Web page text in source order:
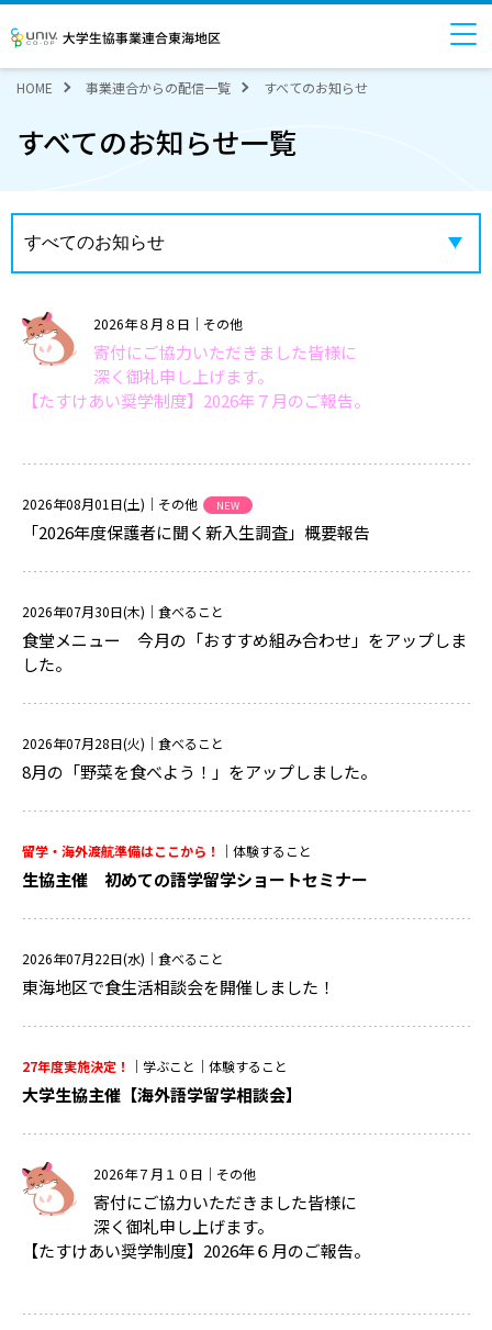
HOME 事業連合からの配信一覧 すべてのお知らせ
すべてのお知らせ一覧
2026年８月８日 ｜その他
寄付にご協力いただきました皆様に
深く御礼申し上げます。
【たすけあい奨学制度】2026年７月のご報告。
2026年08月01日(土) ｜その他 NEW
「2026年度保護者に聞く新入生調査」概要報告
2026年07月30日(木) ｜食べること
食堂メニュー 今月の「おすすめ組み合わせ」をアップしま
した。
2026年07月28日(火) ｜食べること
8月の「野菜を食べよう！」をアップしました。
留学・海外渡航準備はここから！ ｜体験すること
生協主催 初めての語学留学ショートセミナー
2026年07月22日(水) ｜食べること
東海地区で食生活相談会を開催しました！
27年度実施決定！ ｜学ぶこと｜体験すること
大学生協主催【海外語学留学相談会】
2026年７月１０日 ｜その他
寄付にご協力いただきました皆様に
深く御礼申し上げます。
【たすけあい奨学制度】2026年６月のご報告。